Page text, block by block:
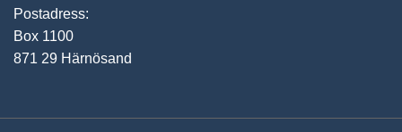
Postadress:
Box 1100
871 29 Härnösand